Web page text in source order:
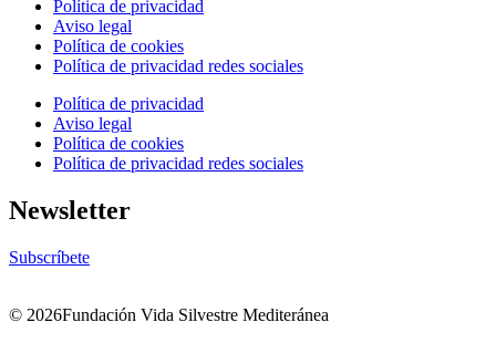
Política de privacidad
Aviso legal
Política de cookies
Política de privacidad redes sociales
Política de privacidad
Aviso legal
Política de cookies
Política de privacidad redes sociales
Newsletter
Subscríbete
© 2026Fundación Vida Silvestre Mediteránea